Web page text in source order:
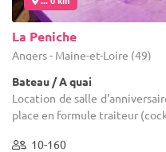
La Peniche
Angers - Maine-et-Loire (49)
Bateau / A quai
Location de salle
place en formule traiteur
10-160